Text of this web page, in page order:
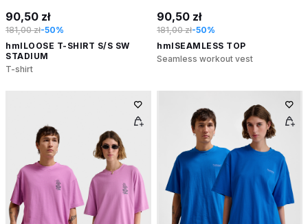
90,50 zł
181,00 zł-50%
hmlLOOSE T-SHIRT S/S SW
STADIUM
T-shirt
90,50 zł
181,00 zł-50%
hmlSEAMLESS TOP
Seamless workout vest